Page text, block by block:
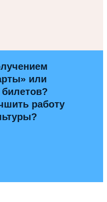
или
работу